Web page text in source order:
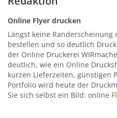
Online Flyer drucken
Längst keine
bestellen und so deutlich
der Online Druckerei
deutlich, wie ein Online
kurzen Lieferzeiten, günstigen
Portfolio wird heute der
Sie sich selbst ein Bild: online